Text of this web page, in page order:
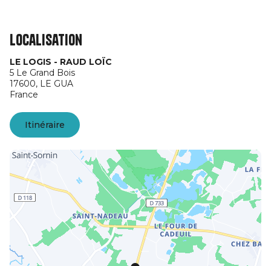
Localisation
LE LOGIS - RAUD LOÏC
5 Le Grand Bois
17600, LE GUA
France
Itinéraire